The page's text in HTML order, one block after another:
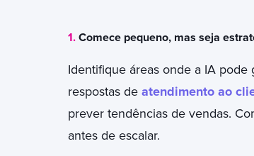
1.Comece pequeno, mas seja
Identifique áreas onde a IA
respostas de atendimento ao
prever tendências de vendas.
antes de escalar.